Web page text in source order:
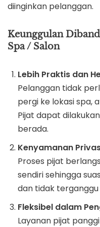
diinginkan pelanggan.
Keunggulan
Spa / Salon
Lebih Praktis dan
Pelanggan tidak
pergi ke lokasi spa,
Pijat dapat
berada.
Kenyamanan
Proses pijat
sendiri sehingga
dan tidak terganggu
Fleksibel dalam
Layanan pijat